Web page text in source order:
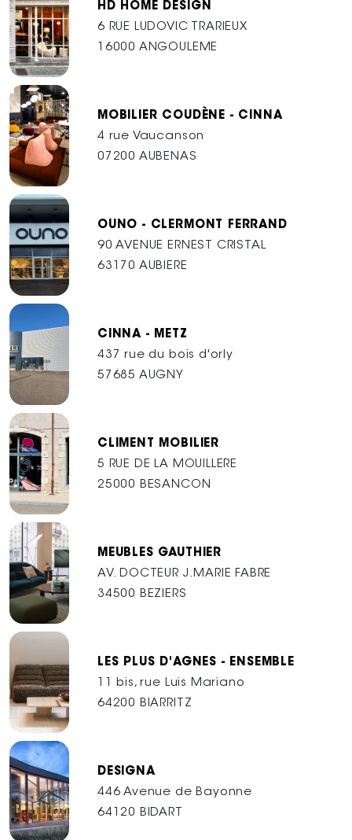
HD HOME DESIGN
6 RUE LUDOVIC TRARIEUX
16000 ANGOULEME
MOBILIER COUDÈNE - CINNA
4 rue Vaucanson
07200 AUBENAS
OUNO - CLERMONT FERRAND
90 AVENUE ERNEST CRISTAL
63170 AUBIERE
CINNA - METZ
437 rue du bois d'orly
57685 AUGNY
CLIMENT MOBILIER
5 RUE DE LA MOUILLERE
25000 BESANCON
MEUBLES GAUTHIER
AV. DOCTEUR J.MARIE FABRE
34500 BEZIERS
LES PLUS D'AGNES - ENSEMBLE
11 bis, rue Luis Mariano
64200 BIARRITZ
DESIGNA
446 Avenue de Bayonne
64120 BIDART